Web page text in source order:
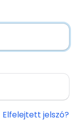
Elfelejtett jelszó?